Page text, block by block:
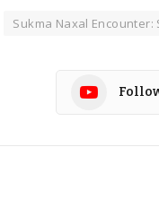
Sukma Naxal